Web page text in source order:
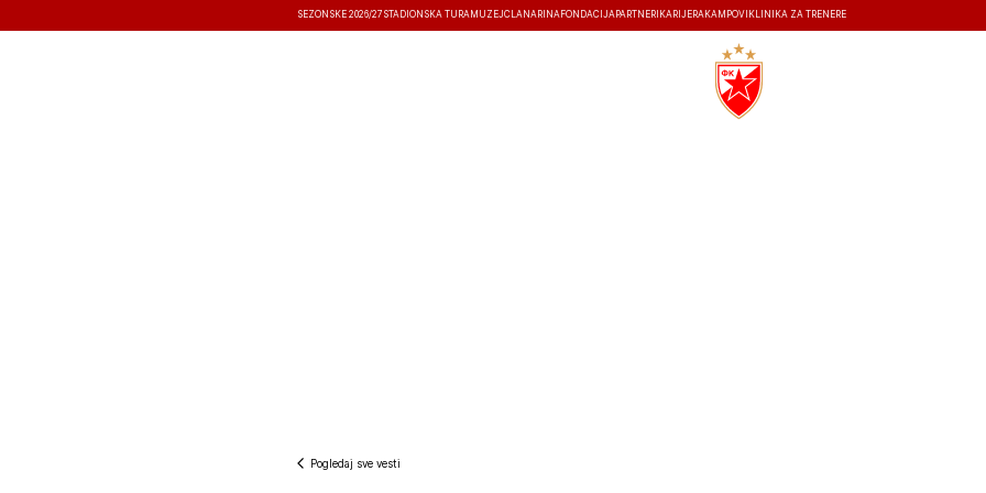
SEZONSKE 2026/27 STADIONSKA TURA MUZEJČLANARINA FONDACIJA PARTNERI KARIJERA KAMPOVI KLINIKA ZA TRENERE
Pogledaj sve vesti